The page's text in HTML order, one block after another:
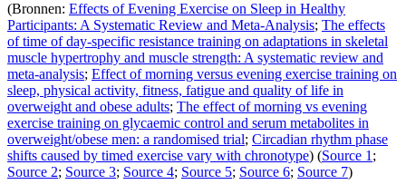
(Bronnen: Effects of Evening Exercise on Sleep in Healthy
Participants: A Systematic Review and Meta-Analysis; The effects
of time of day-specific resistance training on adaptations in skeletal
muscle hypertrophy and muscle strength: A systematic review and
meta-analysis; Effect of morning versus evening exercise training on
sleep, physical activity, fitness, fatigue and quality of life in
overweight and obese adults; The effect of morning vs evening
exercise training on glycaemic control and serum metabolites in
overweight/obese men: a randomised trial; Circadian rhythm phase
shifts caused by timed exercise vary with chronotype) (Source 1 ;
Source 2; Source 3; Source 4; Source 5; Source 6; Source 7)